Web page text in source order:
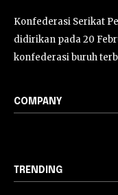
Konfederasi Serikat
didirikan pada 20
konfederasi buruh
COMPANY
TRENDING